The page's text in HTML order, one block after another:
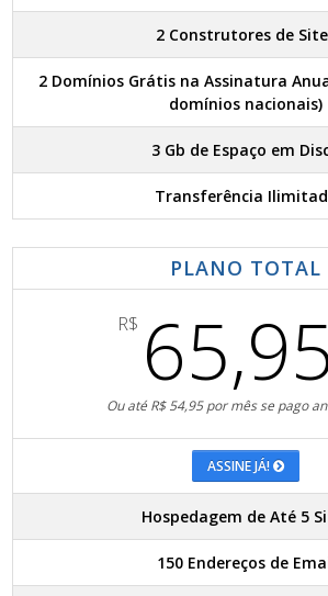
2 Construtores de
2 Domínios Grátis na Assinatura
domínios nacionais)
3 Gb de Espaço em
Transferência
PLANO TOTAL
R$
Ou até R$ 54,95 por mês se pago
ASSINE JÁ!
Hospedagem de Até 5
150 Endereços de